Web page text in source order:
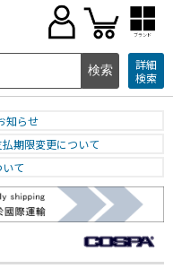
ブランド
詳細
検索
知らせ
期限変更について
て